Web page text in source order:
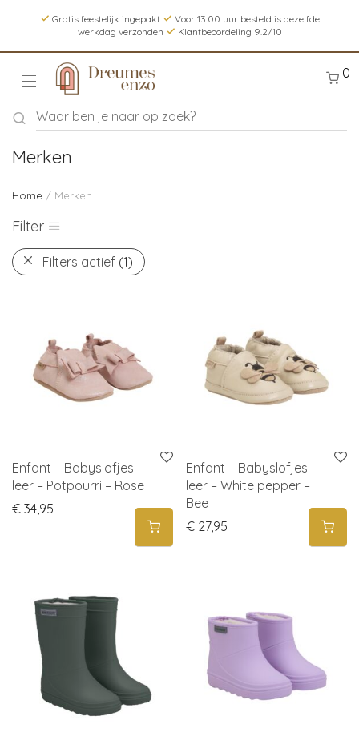
Gratis feestelijk ingepakt
Voor 13.00 uur besteld is dezelfde
werkdag verzonden
Klantbeoordeling 9.2/10
0
Merken
Home / Merken
Filter
Filters actief (1)
Enfant – Babyslofjes
leer – Potpourri – Rose
€ 34,95
Enfant – Babyslofjes
leer – White pepper –
Bee
€ 27,95